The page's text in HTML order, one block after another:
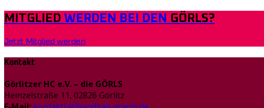
MITGLIED WERDEN BEI DEN GÖRLS?
Jetzt Mitglied werden
Kontakt
Görlitzer HC e.V. – die GÖRLS
Heinzelstraße 11, 02826 Görlitz